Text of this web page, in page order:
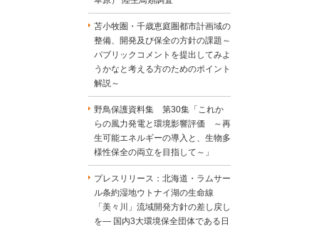
苫小牧圏・千歳恵庭圏都市計画域の
整備、開発及び保全の方針の課題～
パブリックコメントを提出してみよ
うかなと考える方のためのポイント
解説～
野鳥保護資料集 第30集「これか
らの風力発電と環境影響評価 ～再
生可能エネルギーの導入と、生物多
様性保全の両立を目指して～」
プレスリリース：北海道・ラムサー
ル条約湿地ウトナイ湖の生命線
「美々川」流域開発方針の差し戻し
を― 国内3大環境保全団体である日